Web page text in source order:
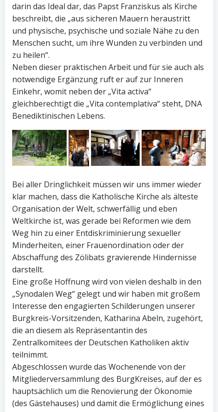
darin das Ideal dar, das Papst Franziskus als Kirche
beschreibt, die „aus sicheren Mauern heraustritt
und physische, psychische und soziale Nähe zu den
Menschen sucht, um ihre Wunden zu verbinden und
zu heilen“.
Neben dieser praktischen Arbeit und für sie auch als
notwendige Ergänzung ruft er auf zur Inneren
Einkehr, womit neben der „Vita activa“
gleichberechtigt die „Vita contemplativa“ steht, DNA
Benediktinischen Lebens.
Bei aller Dringlichkeit müssen wir uns immer wieder
klar machen, dass die Katholische Kirche als älteste
Organisation der Welt, schwerfällig und eben
Weltkirche ist, was gerade bei Reformen wie dem
Weg hin zu einer Entdiskriminierung sexueller
Minderheiten, einer Frauenordination oder der
Abschaffung des Zölibats gravierende Hindernisse
darstellt.
Eine große Hoffnung wird von vielen deshalb in den
„Synodalen Weg“ gelegt und wir haben mit großem
Interesse den engagierten Schilderungen unserer
Burgkreis-Vorsitzenden, Katharina Abeln, zugehört,
die an diesem als Repräsentantin des
Zentralkomitees der Deutschen Katholiken aktiv
teilnimmt.
Abgeschlossen wurde das Wochenende von der
Mitgliederversammlung des BurgKreises, auf der es
hauptsächlich um die Renovierung der Ökonomie
(des Gästehauses) und damit die Ermöglichung eines